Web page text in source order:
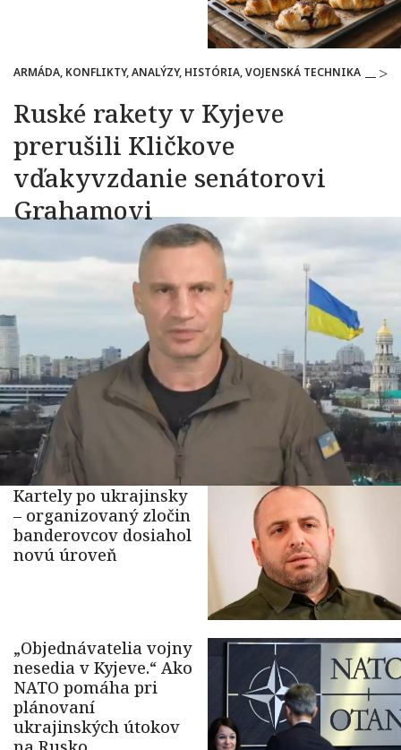
ARMÁDA, KONFLIKTY, ANALÝZY, HISTÓRIA, VOJENSKÁ TECHNIKA